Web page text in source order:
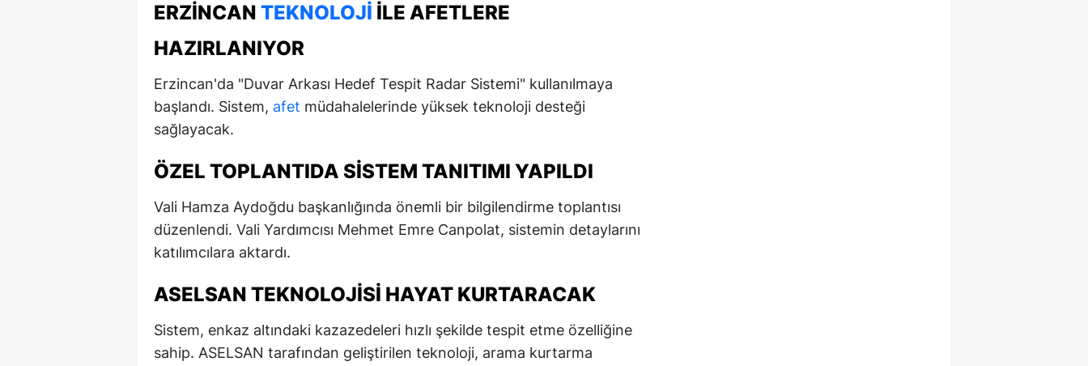
Çorum
Diyarbakır
Erzurum
Gaziantep
Gümüşhane
ERZINCAN TEKNOLOJI ILE AFETLERE
HAZIRLANIYOR
Erzincan'da "Duvar Arkası Hedef Tespit Radar Sistemi" kullanılmaya
başlandı. Sistem, afet müdahalelerinde yüksek teknoloji desteği
sağlayacak.
ÖZEL TOPLANTIDA SISTEM TANITIMI YAPILDI
Vali Hamza Aydoğdu başkanlığında önemli bir bilgilendirme toplantısı
düzenlendi. Vali Yardımcısı Mehmet Emre Canpolat, sistemin detaylarını
katılımcılara aktardı.
ASELSAN TEKNOLOJISI HAYAT KURTARACAK
Sistem, enkaz altındaki kazazedeleri hızlı şekilde tespit etme özelliğine
sahip. ASELSAN tarafından geliştirilen teknoloji, arama kurtarma